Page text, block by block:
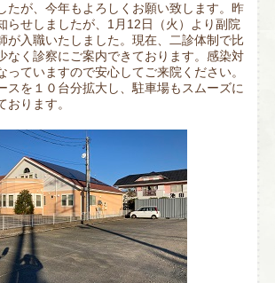
たが、今年もよろしくお願い致します。昨
らせしましたが、1月12日（火）より副院
が入職いたしました。現在、二診体制で比
なく診察にご案内できております。感染対
っていますので安心してご来院ください。
スを１０台分拡大し、駐車場もスムーズに
おります。